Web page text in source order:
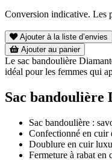
Conversion indicative. Les
Ajouter à la liste d’envies
Ajouter au panier
Le sac bandoulière
idéal pour les femmes qui
Sac bandoulière
Sac bandoulière :
Confectionné en cuir
Doublure en cuir
Fermeture à rabat en